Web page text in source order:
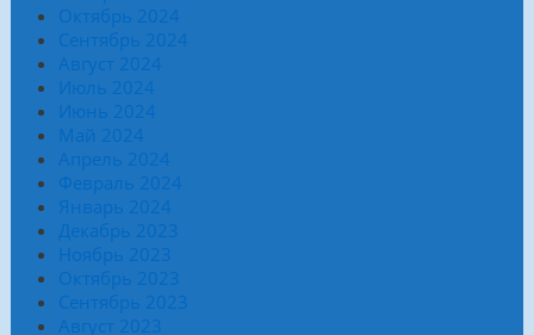
Октябрь 2024
Сентябрь 2024
Август 2024
Июль 2024
Июнь 2024
Май 2024
Апрель 2024
Февраль 2024
Январь 2024
Декабрь 2023
Ноябрь 2023
Октябрь 2023
Сентябрь 2023
Август 2023